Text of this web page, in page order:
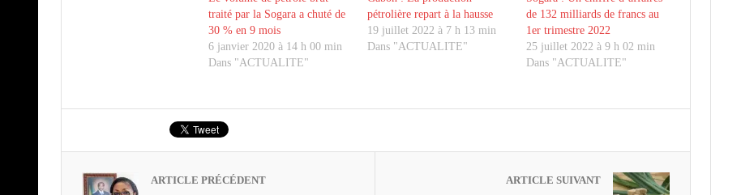
traité par la Sogara a chuté de
30 % en 9 mois
6 janvier 2020 à 14 h 00 min
Dans "ACTUALITE"
pétrolière repart à la hausse
19 juillet 2022 à 7 h 13 min
Dans "ACTUALITE"
de 132 milliards de francs au
1er trimestre 2022
25 juillet 2022 à 9 h 02 min
Dans "ACTUALITE"
ARTICLE PRÉCÉDENT ARTICLE SUIVANT